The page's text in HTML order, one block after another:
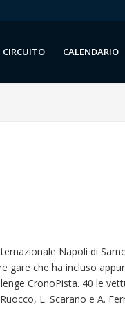
CIRCUITO CALENDARIO
Napoli di
gare che ha incluso
CronoPista. 40 le
L. Scarano e A.